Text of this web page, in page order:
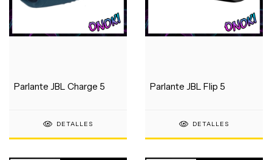
Parlante JBL Charge 5
DETALLES
Parlante JBL Flip 5
DETALLES